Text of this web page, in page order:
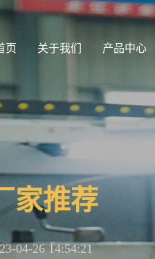
页 关于我们 产品中心
家推荐
04-26 14:54:21